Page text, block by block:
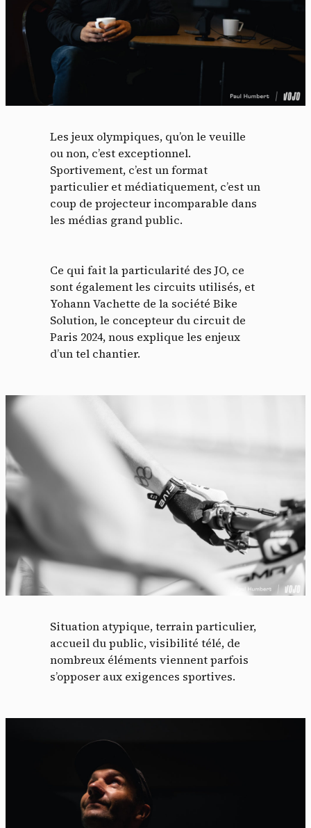
Les jeux olympiques, qu’on le veuille
ou non, c’est exceptionnel.
Sportivement, c’est un format
particulier et médiatiquement, c’est un
coup de projecteur incomparable dans
les médias grand public.
Ce qui fait la particularité des JO, ce
sont également les circuits utilisés, et
Yohann Vachette de la société Bike
Solution, le concepteur du circuit de
Paris 2024, nous explique les enjeux
d’un tel chantier.
Situation atypique, terrain particulier,
accueil du public, visibilité télé, de
nombreux éléments viennent parfois
s’opposer aux exigences sportives.